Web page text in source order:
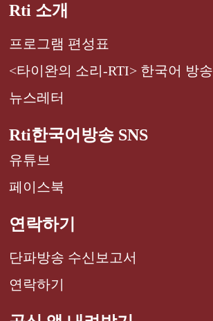
Rti 소개
프로그램 편성표
<타이완의 소리-RTI> 한국어 방송
뉴스레터
Rti한국어방송 SNS
유튜브
페이스북
연락하기
단파방송 수신보고서
연락하기